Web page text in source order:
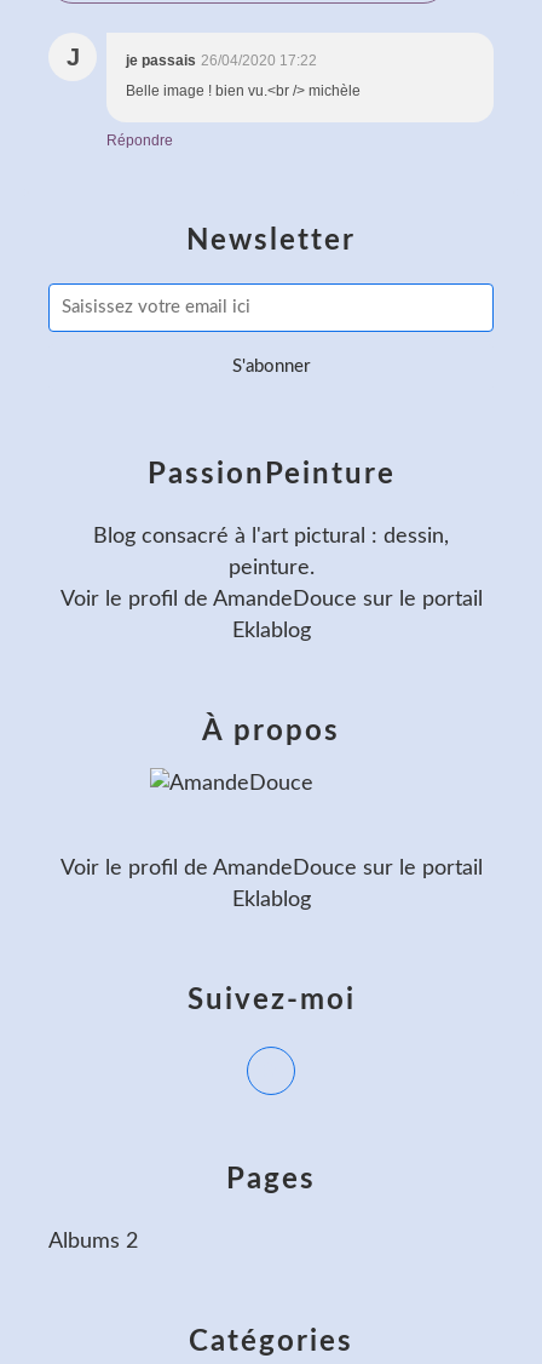
J je passais 26/04/2020 17:22
Belle image ! bien vu.<br /> michèle
Répondre
Newsletter
Catégories
Pages
Albums 2
PassionPeinture
Blog consacré à l'art pictural : dessin,
peinture.
Voir le profil de AmandeDouce sur le portail
Eklablog
Suivez-moi
À propos
Voir le profil de AmandeDouce sur le portail
Eklablog